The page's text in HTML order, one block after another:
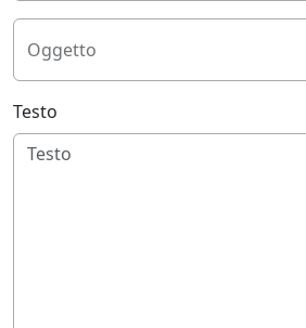
Oggetto
Testo